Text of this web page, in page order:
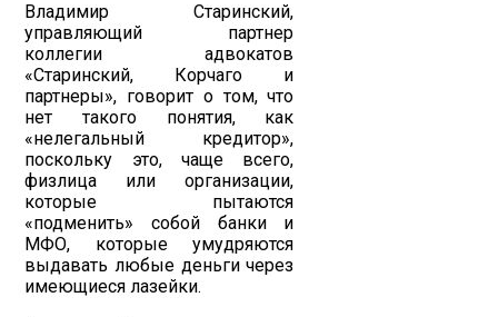
Владимир Старинский,
управляющий партнер
коллегии адвокатов
«Старинский, Корчаго и
партнеры», говорит о том, что
нет такого понятия, как
«нелегальный кредитор»,
поскольку это, чаще всего,
физлица или организации,
которые пытаются
«подменить» собой банки и
МФО, которые умудряются
выдавать любые деньги через
имеющиеся лазейки.